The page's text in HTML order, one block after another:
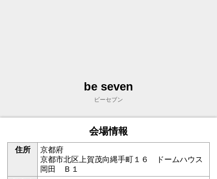
be seven
ビーセブン
会場情報
住所
京都府
京都市北区上賀茂向縄手町１６ ドームハウス
岡田 Ｂ１